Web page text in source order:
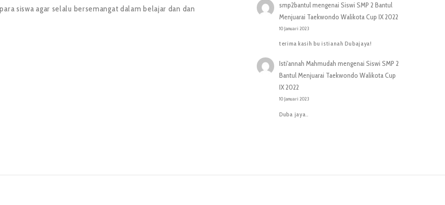
siswa agar selalu bersemangat dalam belajar dan dan
smp2bantulmengenai Siswi SMP 2 Bantul
Menjuarai Taekwondo Walikota Cup IX 2022
10 Januari 2023
terima kasih bu istianah Dubajaya!
Isti'annah Mahmudah mengenai Siswi SMP 2
Bantul Menjuarai Taekwondo Walikota Cup
IX 2022
10 Januari 2023
Duba jaya..